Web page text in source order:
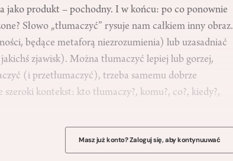
jako produkt – pochodny. I w końcu: po co ponownie
Słowo „tłumaczyć” rysuje nam całkiem inny obraz.
będące metaforą niezrozumienia) lub uzasadniać
zjawisk). Można tłumaczyć lepiej lub gorzej,
(i przetłumaczyć), trzeba samemu dobrze
kontekst: kto tłumaczy?, komu?, co?, kiedy?,
Masz już konto? Zaloguj się, aby kontynuuwać